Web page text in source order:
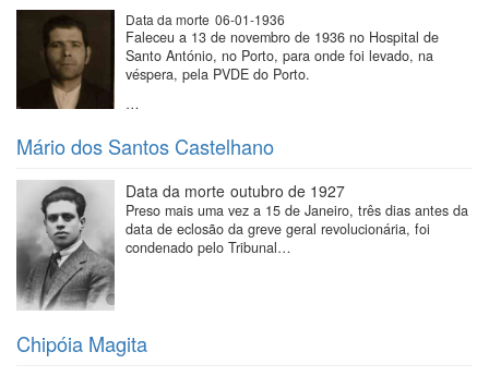
Data da morte 06-01-1936
Faleceu a 13 de novembro de 1936 no Hospital de
Santo António, no Porto, para onde foi levado, na
véspera, pela PVDE do Porto.
…
Mário dos Santos Castelhano
Data da morte outubro de 1927
Preso mais uma vez a 15 de Janeiro, três dias antes da
data de eclosão da greve geral revolucionária, foi
condenado pelo Tribunal…
Chipóia Magita